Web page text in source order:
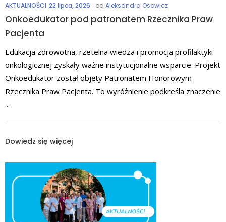
AKTUALNOŚCI 22 lipca, 2026 od Aleksandra Osowicz
Onkoedukator pod patronatem Rzecznika Praw
Pacjenta
Edukacja zdrowotna, rzetelna wiedza i promocja profilaktyki
onkologicznej zyskały ważne instytucjonalne wsparcie. Projekt
Onkoedukator został objęty Patronatem Honorowym
Rzecznika Praw Pacjenta. To wyróżnienie podkreśla znaczenie
Dowiedz się więcej